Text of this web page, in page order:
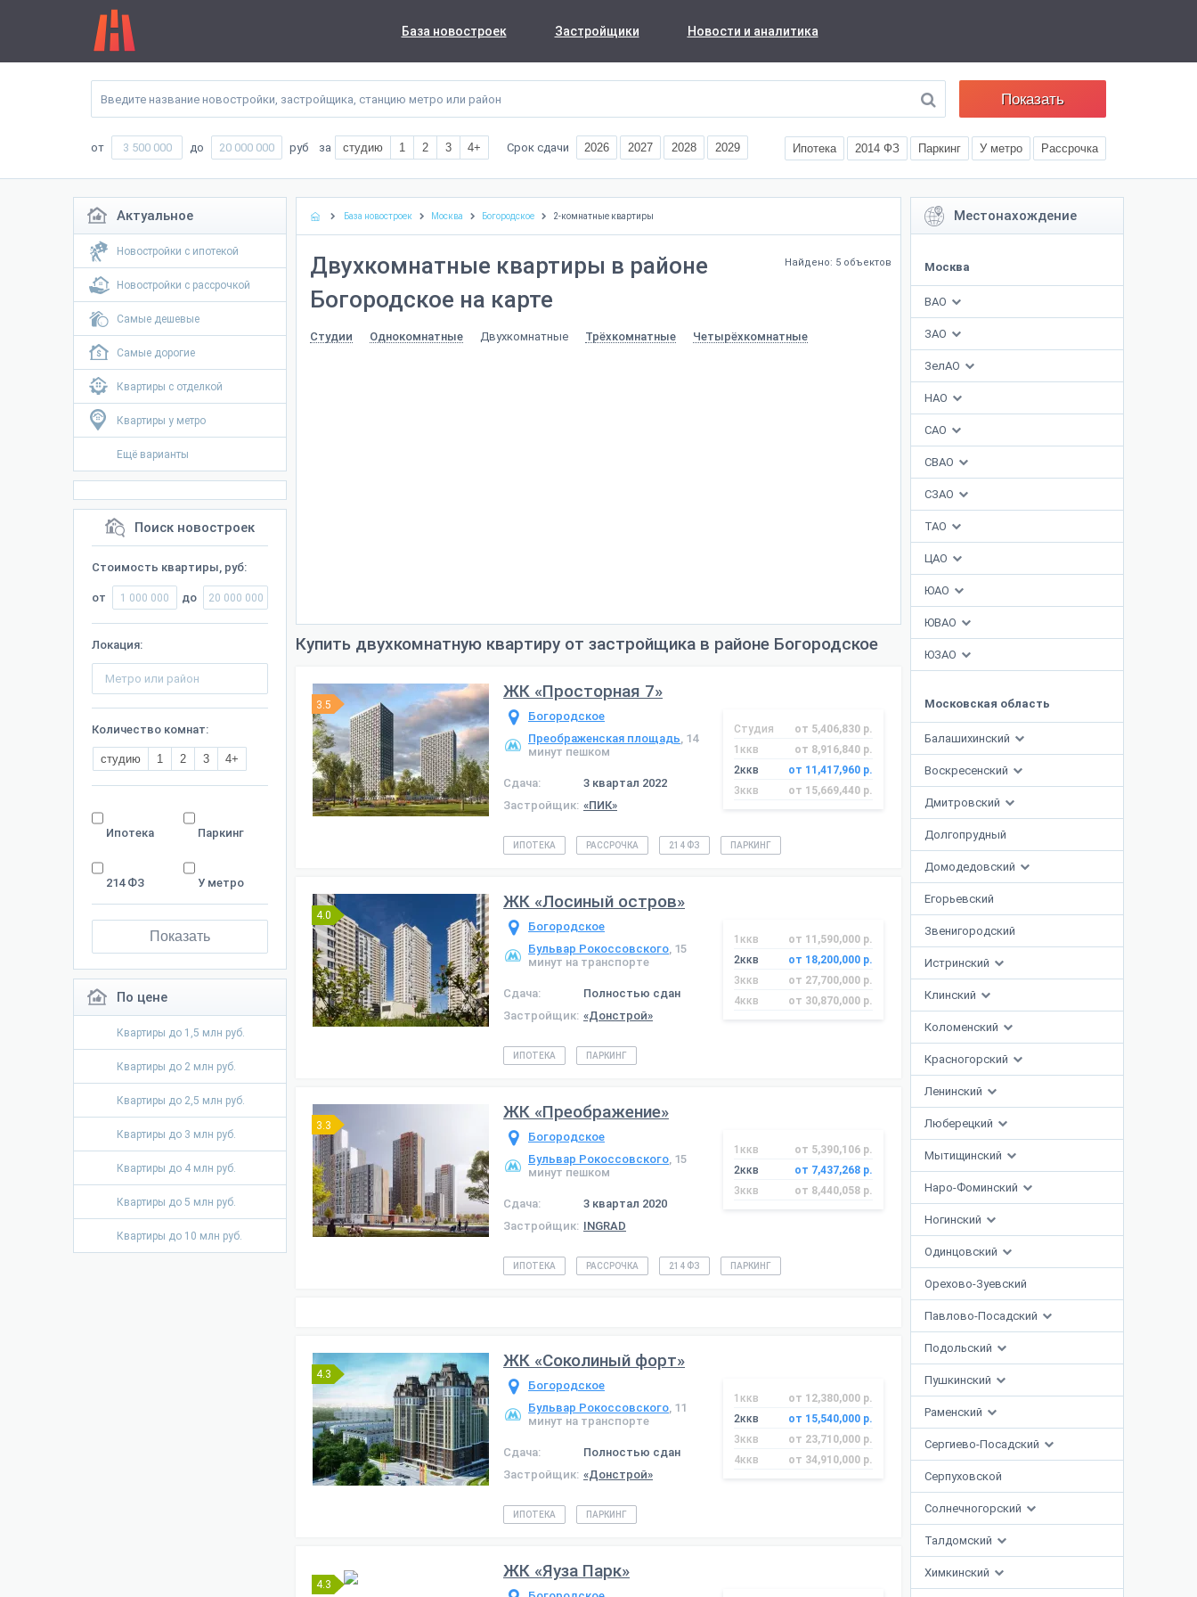
База новостроек Застройщики Новости и аналитика
Показать
от до руб за студию 1 2 3 4+ Срок сдачи 2026 2027 2028 2029 Ипотека 2014 ФЗ Паркинг У метро Рассрочка
Актуальное
Новостройки с ипотекой
Новостройки с рассрочкой
Самые дешевые
Самые дорогие
Квартиры с отделкой
Квартиры у метро
Ещё варианты
Поиск новостроек
Стоимость квартиры, руб:
от до
Локация:
Количество комнат:
студию 1 2 3 4+
Ипотека Паркинг
214 ФЗ У метро
Показать
По цене
Квартиры до 1,5 млн руб.
Квартиры до 2 млн руб.
Квартиры до 2,5 млн руб.
Квартиры до 3 млн руб.
Квартиры до 4 млн руб.
Квартиры до 5 млн руб.
Квартиры до 10 млн руб.
Местонахождение
Москва
ВАО
ЗАО
ЗелАО
НАО
САО
СВАО
СЗАО
ТАО
ЦАО
ЮАО
ЮВАО
ЮЗАО
Московская область
Балашихинский
Воскресенский
Дмитровский
Долгопрудный
Домодедовский
Егорьевский
Звенигородский
Истринский
Клинский
Коломенский
Красногорский
Ленинский
Люберецкий
Мытищинский
Наро-Фоминский
Ногинский
Одинцовский
Орехово-Зуевский
Павлово-Посадский
Подольский
Пушкинский
Раменский
Сергиево-Посадский
Серпуховской
Солнечногорский
Талдомский
Химкинский
База новостроек Москва Богородское 2-комнатные квартиры
Найдено: 5 объектов
Двухкомнатные квартиры в районе
Богородское на карте
Студии Однокомнатные Двухкомнатные Трёхкомнатные Четырёхкомнатные
Купить двухкомнатную квартиру от застройщика в районе Богородское
3.5
ЖК «Просторная 7»
Богородское
Преображенская площадь, 14
минут пешком
Сдача:
3 квартал 2022
Застройщик: «ПИК»
Студия
от 5,406,830 р.
1ккв
от 8,916,840 р.
2ккв
от 11,417,960 р.
3ккв
от 15,669,440 р.
ИПОТЕКА РАССРОЧКА 214 ФЗ ПАРКИНГ
4.0
ЖК «Лосиный остров»
Богородское
Бульвар Рокоссовского, 15
минут на транспорте
Сдача:
Полностью сдан
Застройщик: «Донстрой»
1ккв
от 11,590,000 р.
2ккв
от 18,200,000 р.
3ккв
от 27,700,000 р.
4ккв
от 30,870,000 р.
ИПОТЕКА ПАРКИНГ
3.3
ЖК «Преображение»
Богородское
Бульвар Рокоссовского, 15
минут пешком
Сдача:
3 квартал 2020
Застройщик: INGRAD
1ккв
от 5,390,106 р.
2ккв
от 7,437,268 р.
3ккв
от 8,440,058 р.
ИПОТЕКА РАССРОЧКА 214 ФЗ ПАРКИНГ
4.3
ЖК «Соколиный форт»
Богородское
Бульвар Рокоссовского, 11
минут на транспорте
Сдача:
Полностью сдан
Застройщик: «Донстрой»
1ккв
от 12,380,000 р.
2ккв
от 15,540,000 р.
3ккв
от 23,710,000 р.
4ккв
от 34,910,000 р.
ИПОТЕКА ПАРКИНГ
4.3
ЖК «Яуза Парк»